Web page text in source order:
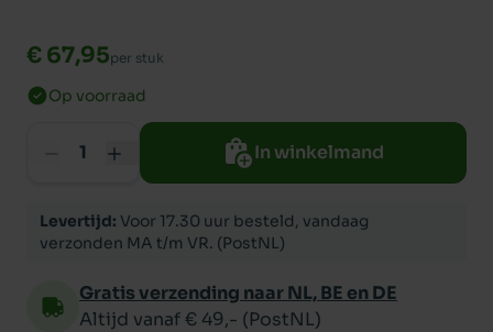
€ 67,95per stuk
Op voorraad
In winkelmand
Levertijd: Voor 17.30 uur besteld, vandaag
verzonden MA t/m VR. (PostNL)
Gratis verzending naar NL, BE en DE
Altijd vanaf € 49,- (PostNL)